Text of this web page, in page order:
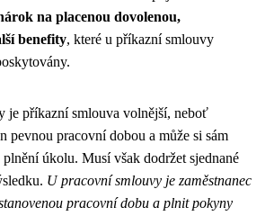
na placenou dovolenou,
benefity, které u příkazní smlouvy
je příkazní smlouva volnější, neboť
pevnou pracovní dobou a může si sám
úkolu. Musí však dodržet sjednané
U pracovní smlouvy je zaměstnanec
pracovní dobu a plnit pokyny